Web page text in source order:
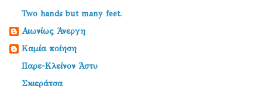
Two hands but many feet.
Αιωνίως Άνεργη
Καμία ποίηση
Παρε-Κλείνον Άστυ
Σκιεράτσα